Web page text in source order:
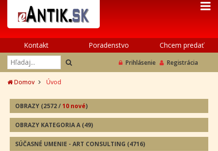
Kontakt Poradenstvo Chcem predať
Prihlásenie Registrácia
Domov Úvod
OBRAZY (2572/10 nové)
OBRAZY KATEGORIA A (49)
SÚČASNÉ UMENIE - ART CONSULTING (4716)